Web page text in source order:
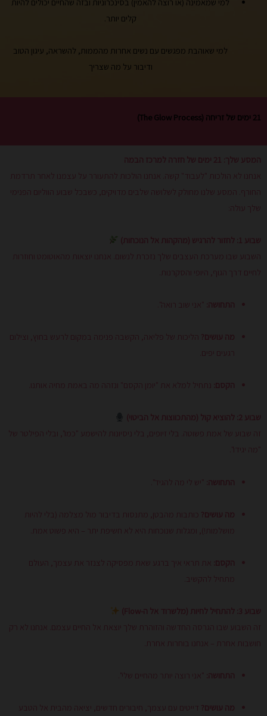
למי שמאמינה (או רוצה להאמין) בסינכרוניות ובזה שהחיים יכולים להיות
קלים יותר.
למי שאוהבת מפגשים עם נשים אחרות מהממות, להשראה, עיגון הטוב
ודיבור על מה שצריך
21 ימים של זריחה (The Glow Process)
המסע שלך: 21 ימים של חזרה למרכז הבמה
אנחנו לא הולכות "לעבוד" קשה. אנחנו הולכות להתעורר על עצמנו לאחר תרדמת
החורף. המסע שלנו מחולק לשלושה שלבים מדויקים, כשבכל שבוע הווליום הפנימי
שלך עולה:
שבוע 1: לחזור להרגיש (מהקהות אל הנוכחות)
השבוע שבו מערכת העצבים שלך נזכרת לנשום. אנחנו יוצאות מהאוטומט וחוזרות
לחיים דרך הגוף, היופי והסקרנות.
התחושה: "אני שוב רואה".
מה עושים? הליכות של פליאה, הקשבה פנימה במקום לרעש בחוץ, וצילום
רגעים יפים.
הקסם: נתחיל למלא את "יומן הקסם" ונזהה מה באמת מחיה אותנו.
שבוע 2: להוציא קול (מהתכווצות אל הביטוי)
זה שבוע של אמת פשוטה. בלי זיופים, בלי ניסיונות להישמע "כמו", ובלי הפילטר של
"מה יגידו".
התחושה: "יש לי מה להגיד".
מה עושים? כותבות מהבטן, מתנסות בדיבור מול מצלמה (בלי להיות
מושלמות!), ומגלות שנוכחות היא לא חשיפת יתר – היא פשוט אמת.
הקסם: את תראי איך ברגע שאת מפסיקה לצנזר את עצמך, העולם
מתחיל להקשיב.
שבוע 3: להתחיל לחיות (מלשרוד אל ה-Flow)
זה השבוע שבו הגרסה החדשה והזוהרת שלך יוצאת אל החיים עצמם. אנחנו לא רק
חושבות אחרת – אנחנו בוחרות אחרת.
התחושה: "אני רוצה יותר מהחיים שלי".
מה עושים? דייטים עם עצמך, חיבורים חדשים, יציאה מהבית אל הטבע